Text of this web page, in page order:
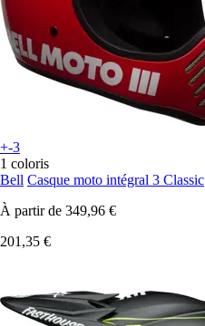
+-3
1 coloris
Bell Casque moto intégral 3 Classic
À partir de 349,96 €
201,35 €